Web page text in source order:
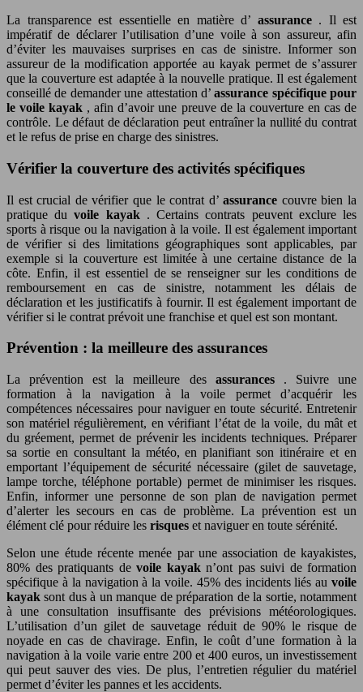
La transparence est essentielle en matière d’ assurance . Il est
impératif de déclarer l’utilisation d’une voile à son assureur, afin
d’éviter les mauvaises surprises en cas de sinistre. Informer son
assureur de la modification apportée au kayak permet de s’assurer
que la couverture est adaptée à la nouvelle pratique. Il est également
conseillé de demander une attestation d’assurance spécifique pour
le voile kayak , afin d’avoir une preuve de la couverture en cas de
contrôle. Le défaut de déclaration peut entraîner la nullité du contrat
et le refus de prise en charge des sinistres.
Vérifier la couverture des activités spécifiques
Il est crucial de vérifier que le contrat d’assurance couvre bien la
pratique duvoile kayak . Certains contrats peuvent exclure les
sports à risque ou la navigation à la voile. Il est également important
de vérifier si des limitations géographiques sont applicables, par
exemple si la couverture est limitée à une certaine distance de la
côte. Enfin, il est essentiel de se renseigner sur les conditions de
remboursement en cas de sinistre, notamment les délais de
déclaration et les justificatifs à fournir. Il est également important de
vérifier si le contrat prévoit une franchise et quel est son montant.
Prévention : la meilleure des assurances
La prévention est la meilleure des assurances . Suivre une
formation à la navigation à la voile permet d’acquérir les
compétences nécessaires pour naviguer en toute sécurité. Entretenir
son matériel régulièrement, en vérifiant l’état de la voile, du mât et
du gréement, permet de prévenir les incidents techniques. Préparer
sa sortie en consultant la météo, en planifiant son itinéraire et en
emportant l’équipement de sécurité nécessaire (gilet de sauvetage,
lampe torche, téléphone portable) permet de minimiser les risques.
Enfin, informer une personne de son plan de navigation permet
d’alerter les secours en cas de problème. La prévention est un
élément clé pour réduire les risques et naviguer en toute sérénité.
Selon une étude récente menée par une association de kayakistes,
80% des pratiquants de voile kayak n’ont pas suivi de formation
spécifique à la navigation à la voile. 45% des incidents liés au voile
kayaksont dus à un manque de préparation de la sortie, notamment
à une consultation insuffisante des prévisions météorologiques.
L’utilisation d’un gilet de sauvetage réduit de 90% le risque de
noyade en cas de chavirage. Enfin, le coût d’une formation à la
navigation à la voile varie entre 200 et 400 euros, un investissement
qui peut sauver des vies. De plus, l’entretien régulier du matériel
permet d’éviter les pannes et les accidents.